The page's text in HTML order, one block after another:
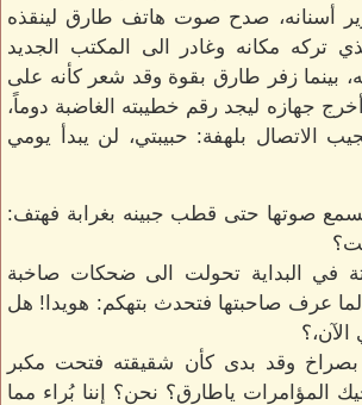
أسنانه، صدح صوت هاتف طارق لينقذه
تركه مكانه وغادر الى المكتب الجديد
بينما زفر طارق بقوة وقد شعر كأنه على
جهازه ليجد رقم خطيبته الغاضبة دوماً،
الاتصال بلهفة: حبيبتي، لن يبدأ يومي
صوتها حتى قطب جبينه بغرابة فهتف:
في البداية تحولت الى ضحكات صاخبة
لما عرف صاحبتها فتحدث بتهكم: هويدا! هل
بصراخ وقد بدى كأن شقيقته فتحت مكبر
المؤامرات ياطارق؟ نحن؟ إننا بُراء مما